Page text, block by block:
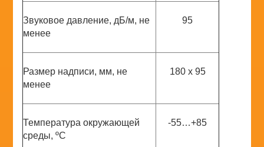
Звуковое давление, дБ/м, не
менее
95
Размер надписи, мм, не
менее
180 х 95
Температура окружающей
среды, ºС
-55…+85